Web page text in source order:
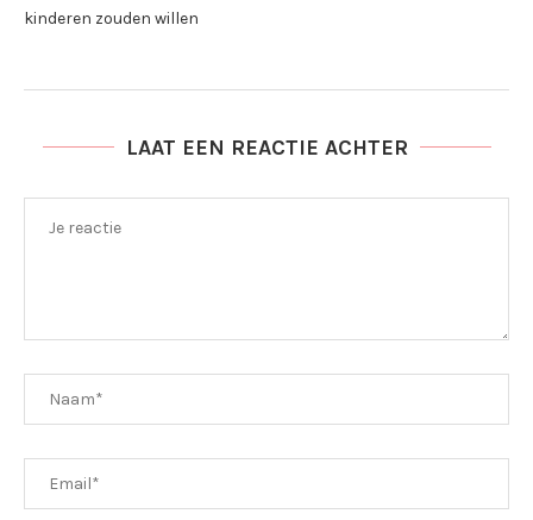
kinderen zouden willen
LAAT EEN REACTIE ACHTER